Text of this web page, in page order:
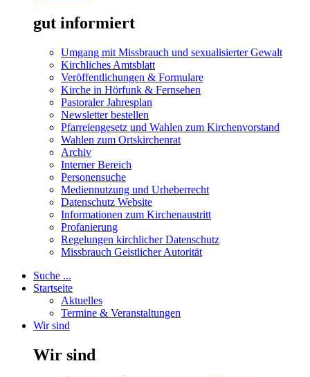
gut informiert
Umgang mit Missbrauch und sexualisierter Gewalt
Kirchliches Amtsblatt
Veröffentlichungen & Formulare
Kirche in Hörfunk & Fernsehen
Pastoraler Jahresplan
Newsletter bestellen
Pfarreiengesetz und Wahlen zum Kirchenvorstand
Wahlen zum Ortskirchenrat
Archiv
Interner Bereich
Personensuche
Mediennutzung und Urheberrecht
Datenschutz Website
Informationen zum Kirchenaustritt
Profanierung
Regelungen kirchlicher Datenschutz
Missbrauch Geistlicher Autorität
Suche ...
Startseite
Aktuelles
Termine & Veranstaltungen
Wir sind
Wir sind